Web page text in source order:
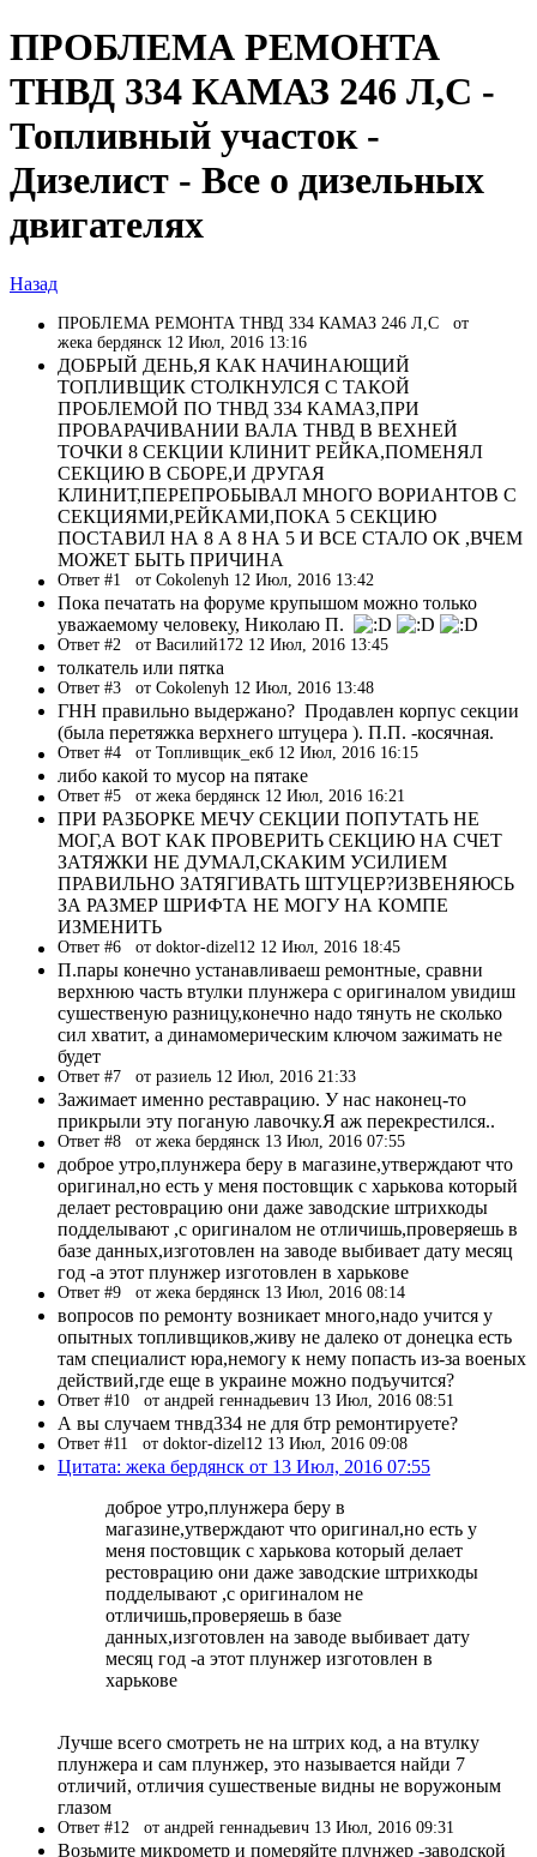
ПРОБЛЕМА РЕМОНТА
ТНВД 334 КАМАЗ 246 Л,С -
Топливный участок -
Дизелист - Все о дизельных
двигателях
Назад
ПРОБЛЕМА РЕМОНТА ТНВД 334 КАМАЗ 246 Л,С от
жека бердянск 12 Июл, 2016 13:16
ДОБРЫЙ ДЕНЬ,Я КАК НАЧИНАЮЩИЙ
ТОПЛИВЩИК СТОЛКНУЛСЯ С ТАКОЙ
ПРОБЛЕМОЙ ПО ТНВД 334 КАМАЗ,ПРИ
ПРОВАРАЧИВАНИИ ВАЛА ТНВД В ВЕХНЕЙ
ТОЧКИ 8 СЕКЦИИ КЛИНИТ РЕЙКА,ПОМЕНЯЛ
СЕКЦИЮ В СБОРЕ,И ДРУГАЯ
КЛИНИТ,ПЕРЕПРОБЫВАЛ МНОГО ВОРИАНТОВ С
СЕКЦИЯМИ,РЕЙКАМИ,ПОКА 5 СЕКЦИЮ
ПОСТАВИЛ НА 8 А 8 НА 5 И ВСЕ СТАЛО ОК ,ВЧЕМ
МОЖЕТ БЫТЬ ПРИЧИНА
Ответ #1 от Cokolenyh 12 Июл, 2016 13:42
Пока печатать на форуме крупышом можно только
уважаемому человеку, Николаю П.
Ответ #2 от Василий172 12 Июл, 2016 13:45
толкатель или пятка
Ответ #3 от Cokolenyh 12 Июл, 2016 13:48
ГНН правильно выдержано? Продавлен корпус секции
(была перетяжка верхнего штуцера ). П.П. -косячная.
Ответ #4 от Топливщик_екб 12 Июл, 2016 16:15
либо какой то мусор на пятаке
Ответ #5 от жека бердянск 12 Июл, 2016 16:21
ПРИ РАЗБОРКЕ МЕЧУ СЕКЦИИ ПОПУТАТЬ НЕ
МОГ,А ВОТ КАК ПРОВЕРИТЬ СЕКЦИЮ НА СЧЕТ
ЗАТЯЖКИ НЕ ДУМАЛ,СКАКИМ УСИЛИЕМ
ПРАВИЛЬНО ЗАТЯГИВАТЬ ШТУЦЕР?ИЗВЕНЯЮСЬ
ЗА РАЗМЕР ШРИФТА НЕ МОГУ НА КОМПЕ
ИЗМЕНИТЬ
Ответ #6 от doktor-dizel12 12 Июл, 2016 18:45
П.пары конечно устанавливаеш ремонтные, сравни
верхнюю часть втулки плунжера с оригиналом увидиш
сушественую разницу,конечно надо тянуть не сколько
сил хватит, а динамомерическим ключом зажимать не
будет
Ответ #7 от разиель 12 Июл, 2016 21:33
Зажимает именно реставрацию. У нас наконец-то
прикрыли эту поганую лавочку.Я аж перекрестился..
Ответ #8 от жека бердянск 13 Июл, 2016 07:55
доброе утро,плунжера беру в магазине,утверждают что
оригинал,но есть у меня постовщик с харькова который
делает рестоврацию они даже заводские штрихкоды
подделывают ,с оригиналом не отличишь,проверяешь в
базе данных,изготовлен на заводе выбивает дату месяц
год -а этот плунжер изготовлен в харькове
Ответ #9 от жека бердянск 13 Июл, 2016 08:14
вопросов по ремонту возникает много,надо учится у
опытных топливщиков,живу не далеко от донецка есть
там специалист юра,немогу к нему попасть из-за военых
действий,где еще в украине можно подъучится?
Ответ #10 от андрей геннадьевич 13 Июл, 2016 08:51
А вы случаем тнвд334 не для бтр ремонтируете?
Ответ #11 от doktor-dizel12 13 Июл, 2016 09:08
Цитата: жека бердянск от 13 Июл, 2016 07:55
доброе утро,плунжера беру в
магазине,утверждают что оригинал,но есть у
меня постовщик с харькова который делает
рестоврацию они даже заводские штрихкоды
подделывают ,с оригиналом не
отличишь,проверяешь в базе
данных,изготовлен на заводе выбивает дату
месяц год -а этот плунжер изготовлен в
харькове
Лучше всего смотреть не на штрих код, а на втулку
плунжера и сам плунжер, это называется найди 7
отличий, отличия сушественые видны не воружоным
глазом
Ответ #12 от андрей геннадьевич 13 Июл, 2016 09:31
Возьмите микрометр и померяйте плунжер -заводской